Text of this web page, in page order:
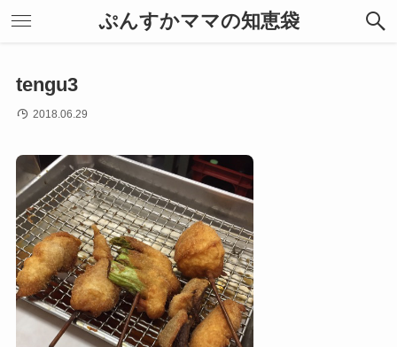
ぷんすかママの知恵袋
tengu3
2018.06.29